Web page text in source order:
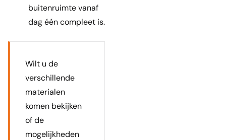
buitenruimte vanaf
dag één compleet is.
Wilt u de
verschillende
materialen
komen bekijken
of de
mogelijkheden